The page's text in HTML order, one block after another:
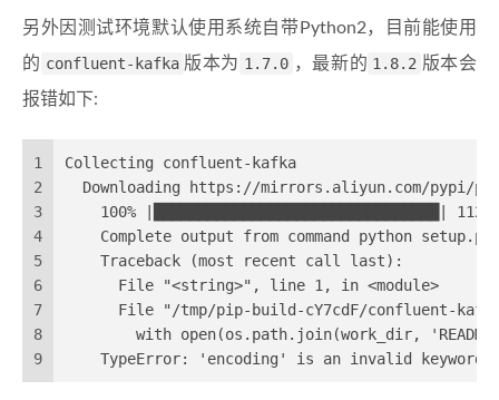
另外因测试环境默认使用系统自带Python2，目前能使用
的 confluent-kafka 版本为 1.7.0 ，最新的 1.8.2 版本会
报错如下:
1
2
3
4
5
6
7
8
9
Collecting confluent-kafka
Downloading https://mirrors.aliyun.com/pypi/
100% |████████████████████████████████|
Complete output from command python setup.py
    Traceback (most recent call last):
      File "<string>", line 1, in <module>
File "/tmp/pip-build-cY7cdF/confluent-
with open(os.path.join(work_dir,
TypeError: 'encoding' is an invalid keyword